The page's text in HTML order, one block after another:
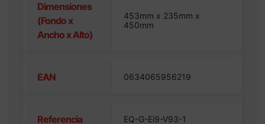
Dimensiones
(Fondo x
Ancho x Alto)
453mm x 235mm x
450mm
EAN 0634065956219
Referencia EQ-G-Ei9-V93-1